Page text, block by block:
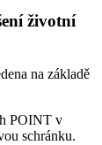
životní
na základě
POINT v
schránku.